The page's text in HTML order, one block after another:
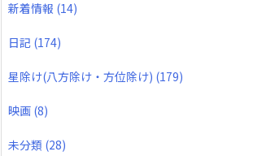
新着情報 (14)
日記 (174)
星除け(八方除け・方位除け) (179)
映画 (8)
未分類 (28)